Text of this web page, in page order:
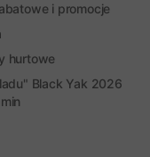
i promocje
hurtowe
Black Yak 2026